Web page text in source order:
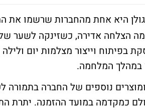
היא אחת מהחברות שרשמו את
נקסט ויז'ן עוסקת בפיתוח וייצור מצלמות
במהלך המלחמה.
של 15% מהתמורה שולם כמקדמה במועד